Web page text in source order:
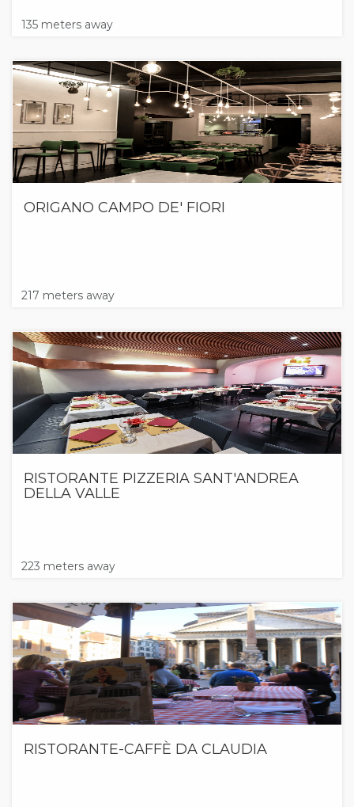
135 meters away
ORIGANO CAMPO DE' FIORI
217 meters away
RISTORANTE PIZZERIA SANT'ANDREA
DELLA VALLE
223 meters away
RISTORANTE-CAFFÈ DA CLAUDIA